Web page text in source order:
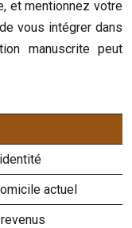
et mentionnez votre
vous intégrer dans
manuscrite peut
actuel